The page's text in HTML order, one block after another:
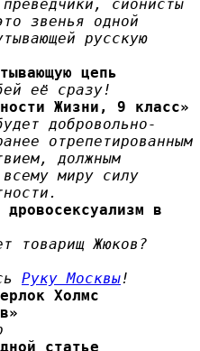
сионисты
звенья одной
русскую
цепь
её сразу!
Жизни, 9 класс»
добровольно-
отрепетированным
должным
всему миру силу
дровосексуализм в
товарищ Жюков?
Руку Москвы!
Холмс
статье